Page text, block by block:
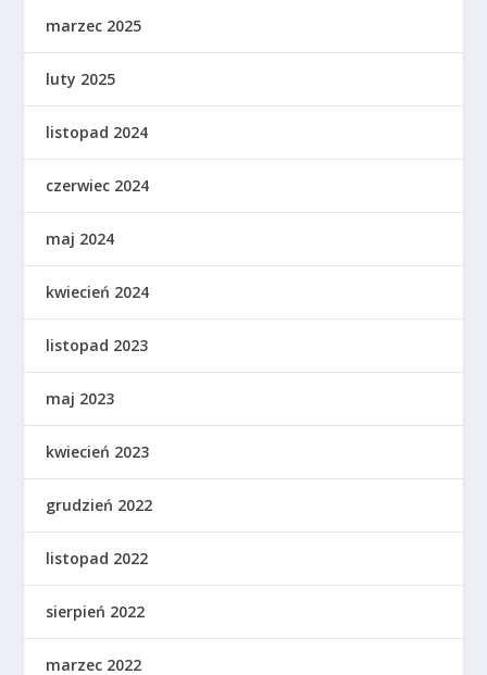
marzec 2025
luty 2025
listopad 2024
czerwiec 2024
maj 2024
kwiecień 2024
listopad 2023
maj 2023
kwiecień 2023
grudzień 2022
listopad 2022
sierpień 2022
marzec 2022